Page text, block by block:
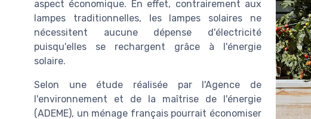
aspect économique. En effet, contrairement aux
lampes traditionnelles, les lampes solaires ne
nécessitent aucune dépense d'électricité
puisqu'elles se rechargent grâce à l'énergie
solaire.
Selon une étude réalisée par l'Agence de
l'environnement et de la maîtrise de l'énergie
(ADEME), un ménage français pourrait économiser